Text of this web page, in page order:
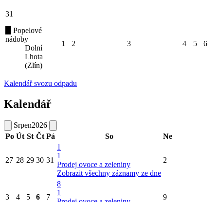
31
Popelové
nádoby
Dolní
Lhota
(Zlín)
1 2 3 4 5 6
Kalendář svozu odpadu
Kalendář
Srpen2026
Po Út St Čt Pá So Ne
27 28 29 30 31
1
1
Prodej ovoce a zeleniny
Zobrazit všechny záznamy ze dne
2
3 4 5 6 7
8
1
9